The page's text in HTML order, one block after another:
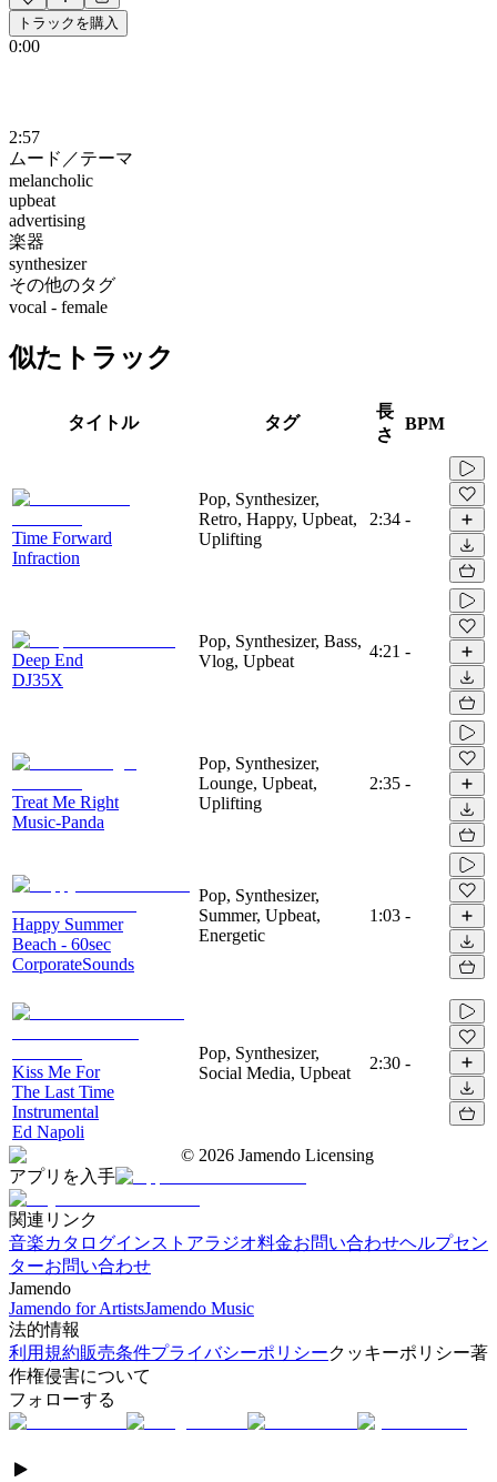
トラックを購入
0:00
2:57
ムード／テーマ
melancholic
upbeat
advertising
楽器
synthesizer
その他のタグ
vocal - female
似たトラック
タイトル タグ
長
さ
BPM
Time Forward
Infraction
Pop, Synthesizer,
Retro, Happy, Upbeat,
Uplifting
2:34 -
Deep End
DJ35X
Pop, Synthesizer, Bass,
Vlog, Upbeat
4:21 -
Treat Me Right
Music-Panda
Pop, Synthesizer,
Lounge, Upbeat,
Uplifting
2:35 -
Happy Summer
Beach - 60sec
CorporateSounds
Pop, Synthesizer,
Summer, Upbeat,
Energetic
1:03 -
Kiss Me For
The Last Time
Instrumental
Ed Napoli
Pop, Synthesizer,
Social Media, Upbeat
2:30 -
© 2026 Jamendo Licensing
アプリを入手
関連リンク
音楽カタログインストアラジオ料金お問い合わせヘルプセン
ターお問い合わせ
Jamendo
Jamendo for ArtistsJamendo Music
法的情報
利用規約販売条件プライバシーポリシークッキーポリシー著
作権侵害について
フォローする